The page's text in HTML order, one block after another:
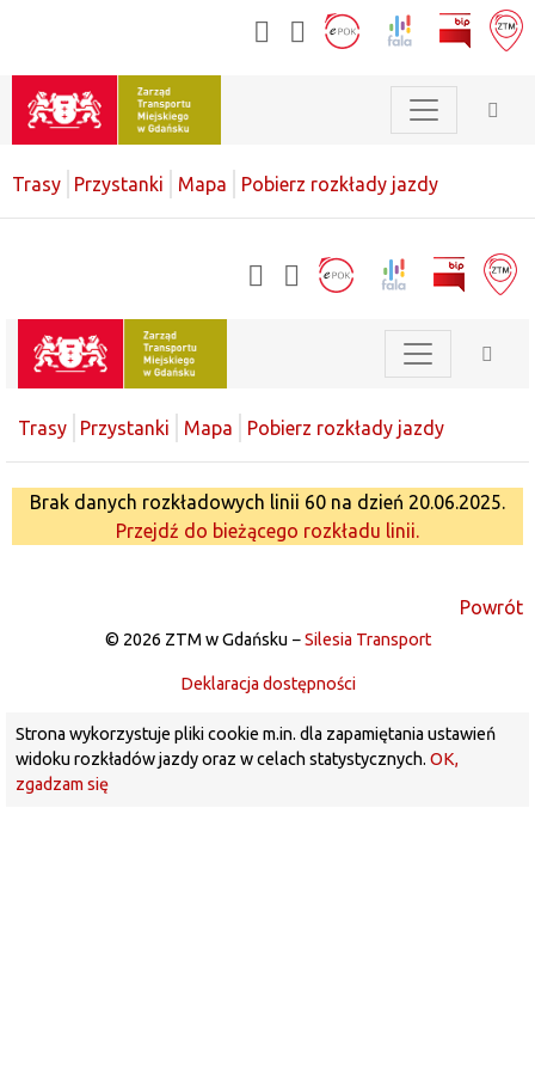
Trasy Przystanki Mapa Pobierz rozkłady jazdy
Trasy Przystanki Mapa Pobierz rozkłady jazdy
Brak danych rozkładowych linii 60 na dzień 20.06.2025.
Przejdź do bieżącego rozkładu linii.
Powrót
© 2026 ZTM w Gdańsku −Silesia Transport
Deklaracja dostępności
Strona wykorzystuje pliki cookie m.in. dla zapamiętania ustawień
widoku rozkładów jazdy oraz w celach statystycznych. OK,
zgadzam się